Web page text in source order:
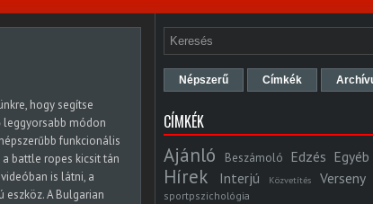
hogy segítse
leggyorsabb módon
funkcionális
battle ropes kicsit tán
is látni, a
A Bulgarian
Népszerű Címkék
CÍMKÉK
Ajánló Beszámoló Edzés Egyéb
Hírek Interjú Közvetítés Verseny
sportpszichológia